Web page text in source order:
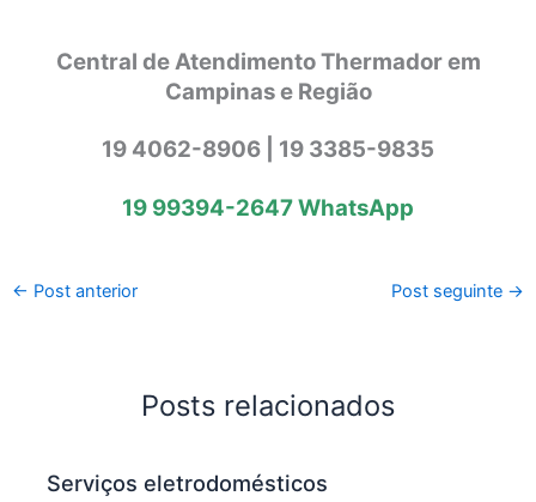
Central de Atendimento Thermador em
Campinas e Região
19 4062-8906 | 19 3385-9835
19 99394-2647WhatsApp
← Post anterior Post seguinte →
Posts relacionados
Serviços eletrodomésticos